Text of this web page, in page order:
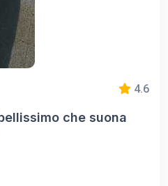
4.6
che suona